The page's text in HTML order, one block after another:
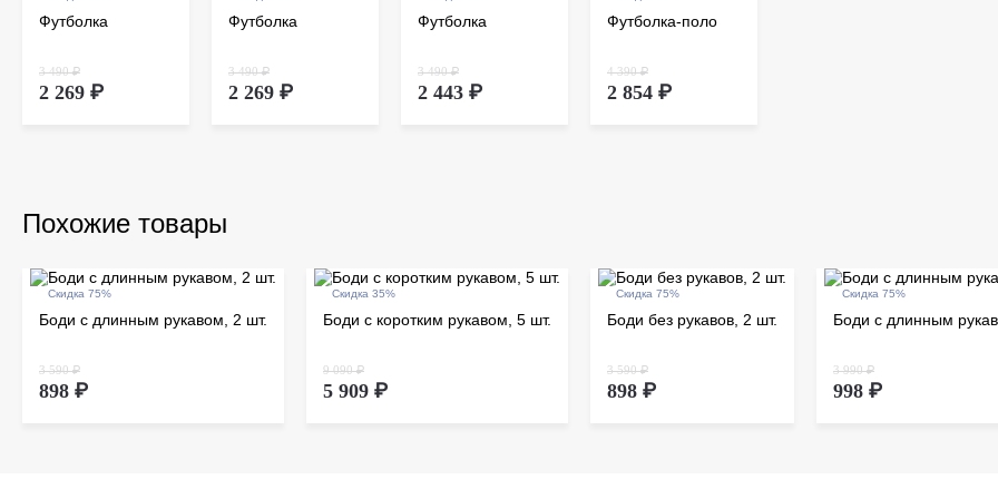
Футболка
3 490 ₽
2 269 ₽
Футболка
3 490 ₽
2 269 ₽
Футболка
3 490 ₽
2 443 ₽
Футболка-поло
4 390 ₽
2 854 ₽
Похожие товары
Скидка 75%
Боди с длинным рукавом, 2 шт.
3 590 ₽
898 ₽
Скидка 35%
Боди с коротким рукавом, 5 шт.
9 090 ₽
5 909 ₽
Скидка 75%
Боди без рукавов, 2 шт.
3 590 ₽
898 ₽
Скидка 75%
Боди с длинным
3 990 ₽
998 ₽